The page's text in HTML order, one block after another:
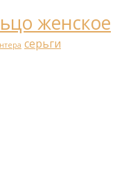
женское
серьги